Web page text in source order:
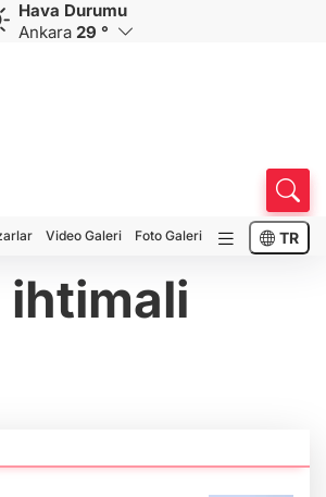
CHF
59,0083
Hava Durumu
Ankara 29 °
Video Galeri Foto Galeri TR
ihtimali